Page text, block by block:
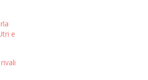
e